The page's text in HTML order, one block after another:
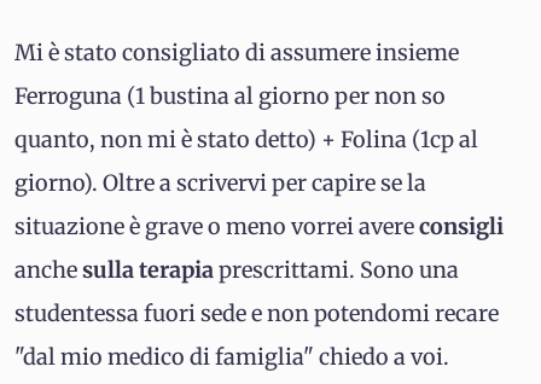
Mi è stato consigliato di assumere insieme
Ferroguna (1 bustina al giorno per non so
quanto, non mi è stato detto) + Folina (1cp al
giorno). Oltre a scrivervi per capire se la
situazione è grave o meno vorrei avereconsigli
anchesulla terapiaprescrittami. Sono una
studentessa fuori sede e non potendomi recare
"dal mio medico di famiglia" chiedo a voi.